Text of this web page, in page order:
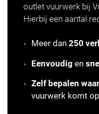
outlet vuurwerk bij
Hierbij een aantal
Meer dan 250
Eenvoudig en
Zelf bepalen
vuurwerk komt